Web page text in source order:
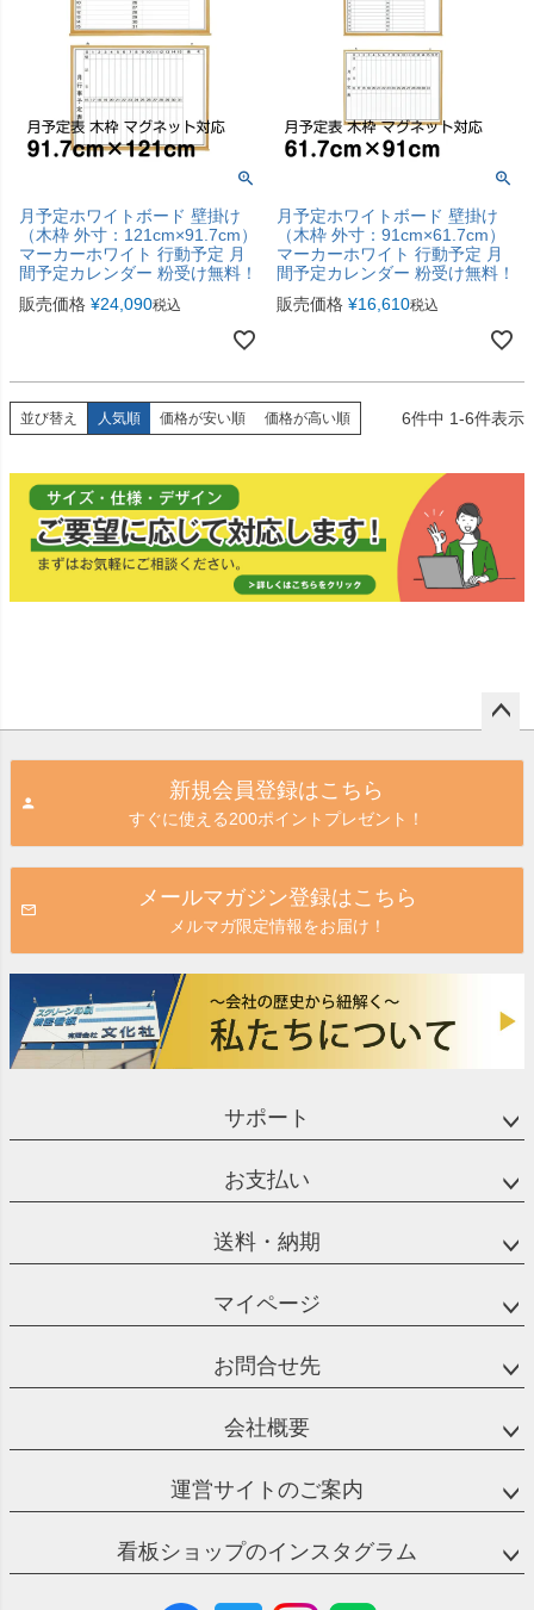
月予定ホワイトボード 壁掛け
（木枠 外寸：121cm×91.7cm）
マーカーホワイト 行動予定 月
間予定カレンダー 粉受け無料！
販売価格 ¥24,090税込
月予定ホワイトボード 壁掛け
（木枠 外寸：91cm×61.7cm）
マーカーホワイト 行動予定 月
間予定カレンダー 粉受け無料！
販売価格 ¥16,610税込
並び替え 人気順 価格が安い順 価格が高い順 6件中 1-6件表示
新規会員登録はこちら
すぐに使える200ポイントプレゼント！
メールマガジン登録はこちら
メルマガ限定情報をお届け！
サポート
お支払い
送料・納期
マイページ
お問合せ先
会社概要
運営サイトのご案内
看板ショップのインスタグラム